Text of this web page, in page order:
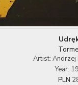
Artist: Andrzej
Year:
PLN